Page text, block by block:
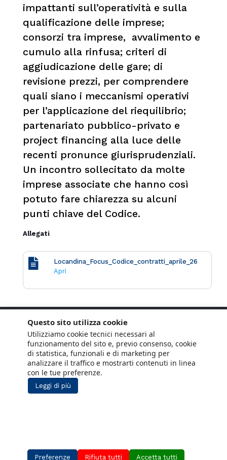
impattanti sull’operatività e sulla
qualificazione delle imprese;
consorzi tra imprese, avvalimento e
cumulo alla rinfusa; criteri di
aggiudicazione delle gare; di
revisione prezzi, per comprendere
quali siano i meccanismi operativi
per l’applicazione del riequilibrio;
partenariato pubblico-privato e
project financing alla luce delle
recenti pronunce giurisprudenziali.
Un incontro sollecitato da molte
imprese associate che hanno così
potuto fare chiarezza su alcuni
punti chiave del Codice.
Allegati
Locandina_Focus_Codice_contratti_aprile_26
Apri
Questo sito utilizza cookie
Utilizziamo cookie tecnici necessari al
funzionamento del sito e, previo consenso, cookie
di statistica, funzionali e di marketing per
analizzare il traffico e mostrarti contenuti in linea
con le tue preferenze.
Leggi di più
Preferenze Rifiuta tutti Accetta tutti